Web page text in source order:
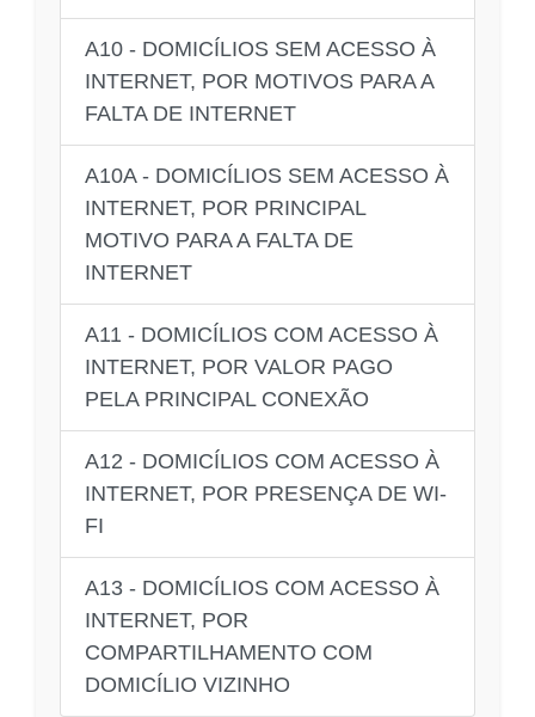
A10 - DOMICÍLIOS SEM ACESSO À
INTERNET, POR MOTIVOS PARA A
FALTA DE INTERNET
A10A - DOMICÍLIOS SEM ACESSO À
INTERNET, POR PRINCIPAL
MOTIVO PARA A FALTA DE
INTERNET
A11 - DOMICÍLIOS COM ACESSO À
INTERNET, POR VALOR PAGO
PELA PRINCIPAL CONEXÃO
A12 - DOMICÍLIOS COM ACESSO À
INTERNET, POR PRESENÇA DE WI-
FI
A13 - DOMICÍLIOS COM ACESSO À
INTERNET, POR
COMPARTILHAMENTO COM
DOMICÍLIO VIZINHO